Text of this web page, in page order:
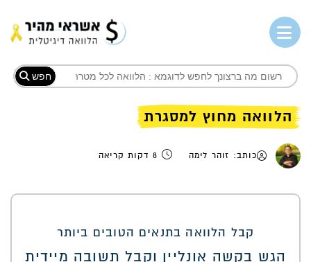
חפש
הלוואה מחוץ למסגרת
כותב: זוהר לימה
קבל הלוואה בתנאים הטובים ביותר
הגש בקשה אונליין וקבל תשובה מיידית